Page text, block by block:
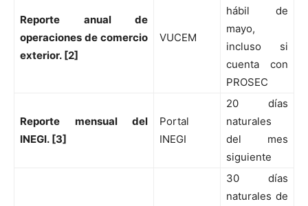
Reporte anual de
operaciones de comercio
exterior. [2]
VUCEM
hábil de
mayo,
incluso si
cuenta con
PROSEC
Reporte mensual del
INEGI. [3]
Portal
INEGI
20 días
naturales
del mes
siguiente
30 días
naturales de